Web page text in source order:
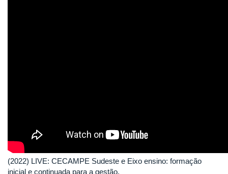
(2022) LIVE: CECAMPE Sudeste e Eixo ensino: formação
inicial e continuada para a gestão.